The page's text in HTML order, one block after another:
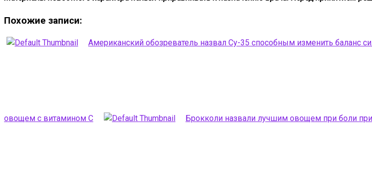
Похожие записи:
Американский обозреватель назвал Су-35 способным изменить баланс
овощем с витамином С Брокколи назвали лучшим овощем при боли при